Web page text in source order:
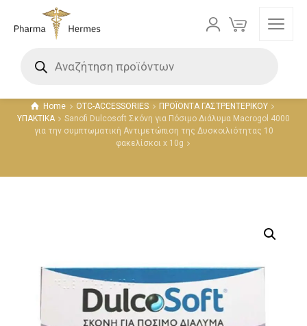
Home OTC-ACCESSORIES
ΠΡΟΪΟΝΤΑ ΓΑΣΤΡΕΝΤΕΡΙΚΟΥ
ΥΠΑΚΤΙΚΑ
Sanofi Dulcosoft Σκόνη για Πόσιμο Διάλυμα Macrogol 4000
για την συμπτωματική Αντιμετώπιση της Δυσκοιλιότητας 10
φακελίσκοι x 10g